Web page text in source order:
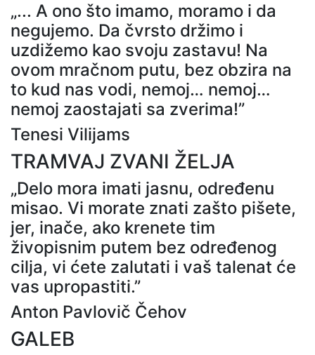
„... A ono što imamo, moramo i da
negujemo. Da čvrsto držimo i
uzdižemo kao svoju zastavu! Na
ovom mračnom putu, bez obzira na
to kud nas vodi, nemoj… nemoj…
nemoj zaostajati sa zverima!”
Tenesi Vilijams
TRAMVAJ ZVANI ŽELJA
„Delo mora imati jasnu, određenu
misao. Vi morate znati zašto pišete,
jer, inače, ako krenete tim
živopisnim putem bez određenog
cilja, vi ćete zalutati i vaš talenat će
vas upropastiti.”
Anton Pavlovič Čehov
GALEB